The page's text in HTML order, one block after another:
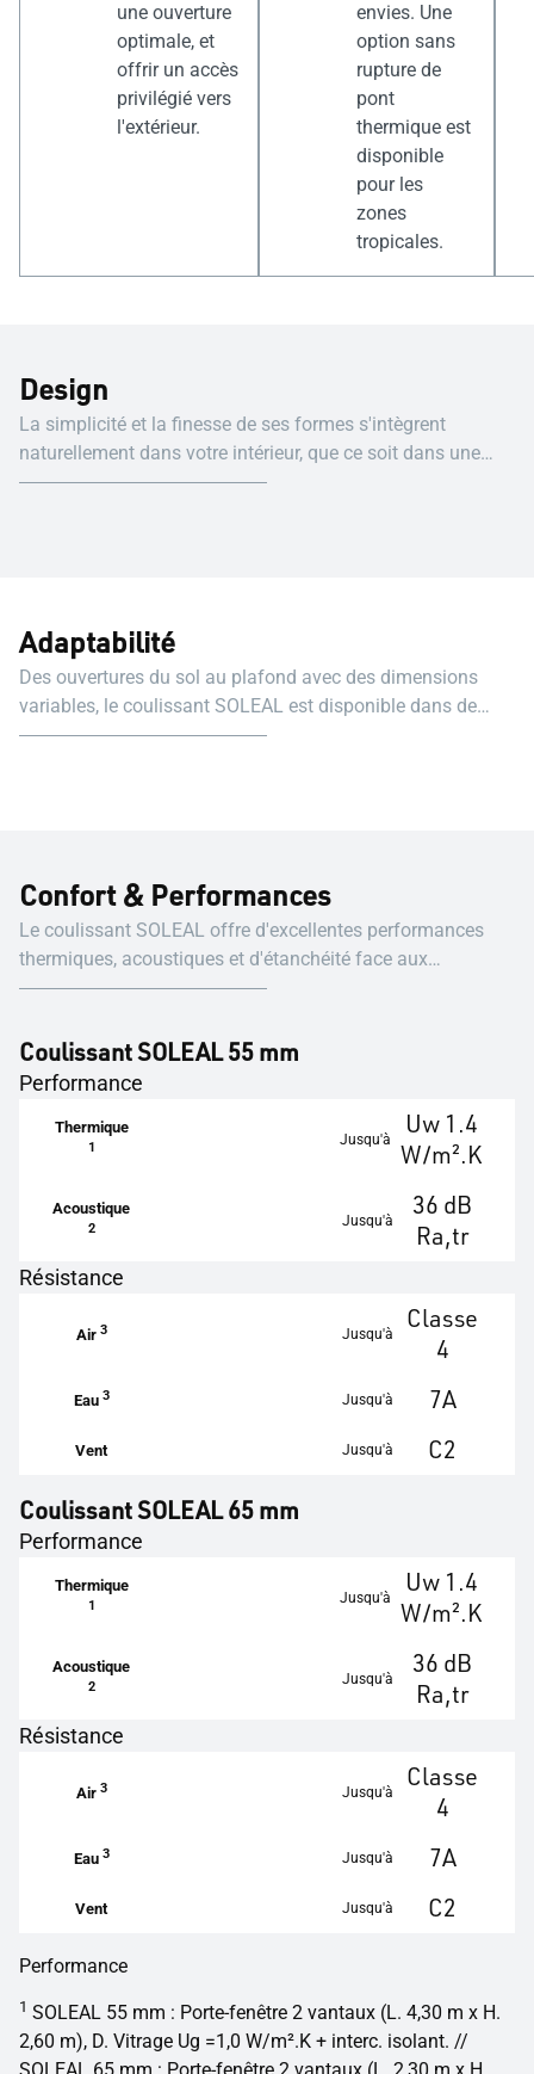
une ouverture
optimale, et
offrir un accès
privilégié vers
l'extérieur.
envies. Une
option sans
rupture de
pont
thermique est
disponible
pour les
zones
tropicales.
Design
La simplicité et la finesse de ses formes s'intègrent
naturellement dans votre intérieur, que ce soit dans une
construction neuve ou une rénovation.
Adaptabilité
Des ouvertures du sol au plafond avec des dimensions
variables, le coulissant SOLEAL est disponible dans de
multiples applications.
Confort & Performances
Le coulissant SOLEAL offre d'excellentes performances
thermiques, acoustiques et d'étanchéité face aux
intempéries réduisant ainsi votre consommation d'énergie.
Coulissant SOLEAL 55 mm
Performance
Thermique
1 Jusqu'à
Uw 1.4
W/m².K
Acoustique
2 Jusqu'à
36 dB
Ra,tr
Résistance
Air 3 Jusqu'à
Classe
4
Eau 3 Jusqu'à 7A
Vent Jusqu'à C2
Coulissant SOLEAL 65 mm
Performance
Thermique
1 Jusqu'à
Uw 1.4
W/m².K
Acoustique
2 Jusqu'à
36 dB
Ra,tr
Résistance
Air 3 Jusqu'à
Classe
4
Eau 3 Jusqu'à 7A
Vent Jusqu'à C2
Performance
1 SOLEAL 55 mm : Porte-fenêtre 2 vantaux (L. 4,30 m x H.
2,60 m), D. Vitrage Ug =1,0 W/m².K + interc. isolant. //